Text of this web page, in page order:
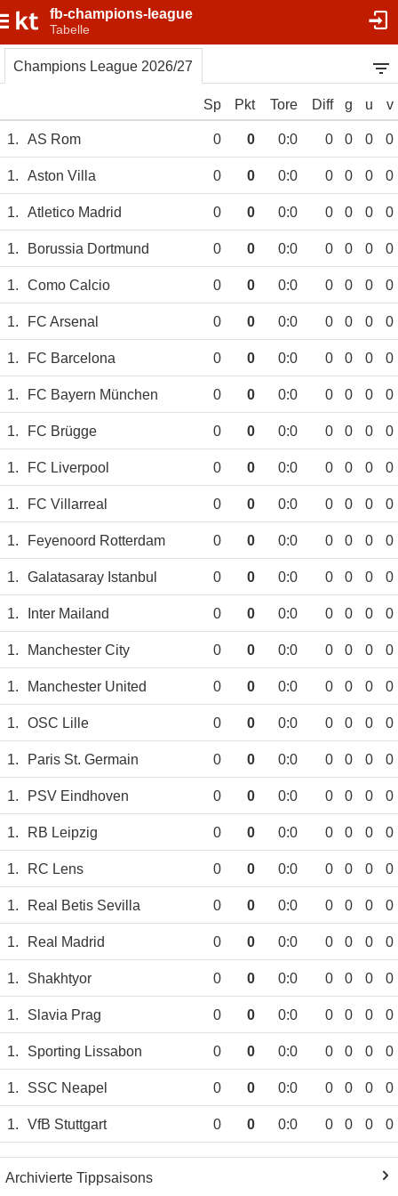
fb-champions-league
Tabelle
Champions League 2026/27
Sp Pkt Tore Diff g u v
1. AS Rom 0 0 0:0 0 0 0 0
1. Aston Villa 0 0 0:0 0 0 0 0
1. Atletico Madrid 0 0 0:0 0 0 0 0
1. Borussia Dortmund 0 0 0:0 0 0 0 0
1. Como Calcio 0 0 0:0 0 0 0 0
1. FC Arsenal 0 0 0:0 0 0 0 0
1. FC Barcelona 0 0 0:0 0 0 0 0
1. FC Bayern München 0 0 0:0 0 0 0 0
1. FC Brügge 0 0 0:0 0 0 0 0
1. FC Liverpool 0 0 0:0 0 0 0 0
1. FC Villarreal 0 0 0:0 0 0 0 0
1. Feyenoord Rotterdam 0 0 0:0 0 0 0 0
1. Galatasaray Istanbul 0 0 0:0 0 0 0 0
1. Inter Mailand 0 0 0:0 0 0 0 0
1. Manchester City 0 0 0:0 0 0 0 0
1. Manchester United 0 0 0:0 0 0 0 0
1. OSC Lille 0 0 0:0 0 0 0 0
1. Paris St. Germain 0 0 0:0 0 0 0 0
1. PSV Eindhoven 0 0 0:0 0 0 0 0
1. RB Leipzig 0 0 0:0 0 0 0 0
1. RC Lens 0 0 0:0 0 0 0 0
1. Real Betis Sevilla 0 0 0:0 0 0 0 0
1. Real Madrid 0 0 0:0 0 0 0 0
1. Shakhtyor 0 0 0:0 0 0 0 0
1. Slavia Prag 0 0 0:0 0 0 0 0
1. Sporting Lissabon 0 0 0:0 0 0 0 0
1. SSC Neapel 0 0 0:0 0 0 0 0
1. VfB Stuttgart 0 0 0:0 0 0 0 0
Archivierte Tippsaisons